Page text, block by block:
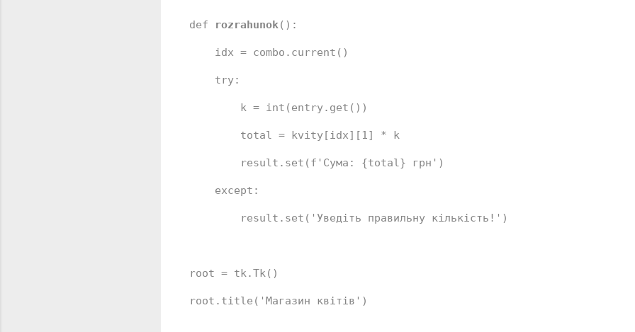
def rozrahunok():
idx = combo.current()
try:
k = int (entry.get())
total = kvity[idx][1] * k
result. set (f'Сума: {total} грн')
except :
result. set ( 'Уведіть правильну кількість!' )
root = tk.Tk()
root.title( 'Магазин квітів' )